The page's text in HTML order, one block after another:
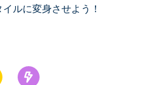
ルに変身させよう！